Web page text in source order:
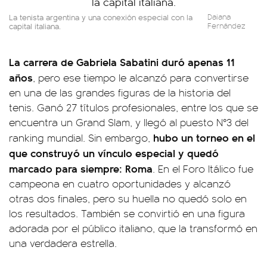
La tenista argentina y una conexión especial con la
capital italiana.
Daiana
Fernández
La carrera de Gabriela Sabatini duró apenas 11
años, pero ese tiempo le alcanzó para convertirse
en una de las grandes figuras de la historia del
tenis. Ganó 27 títulos profesionales, entre los que se
encuentra un Grand Slam, y llegó al puesto N°3 del
ranking mundial. Sin embargo, hubo un torneo en el
que construyó un vínculo especial y quedó
marcado para siempre: Roma. En el Foro Itálico fue
campeona en cuatro oportunidades y alcanzó
otras dos finales, pero su huella no quedó solo en
los resultados. También se convirtió en una figura
adorada por el público italiano, que la transformó en
una verdadera estrella.